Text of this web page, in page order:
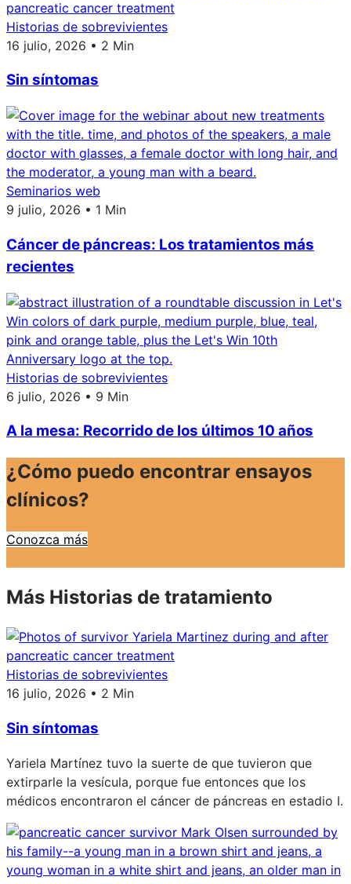
Historias de sobrevivientes
16 julio, 2026 • 2 Min
Sin síntomas
Seminarios web
9 julio, 2026 • 1 Min
Cáncer de páncreas: Los tratamientos más
recientes
Historias de sobrevivientes
6 julio, 2026 • 9 Min
A la mesa: Recorrido de los últimos 10 años
¿Cómo puedo encontrar ensayos
clínicos?
Conozca más
Más Historias de tratamiento
Historias de sobrevivientes
16 julio, 2026 • 2 Min
Sin síntomas
Yariela Martínez tuvo la suerte de que tuvieron que
extirparle la vesícula, porque fue entonces que los
médicos encontraron el cáncer de páncreas en estadio I.